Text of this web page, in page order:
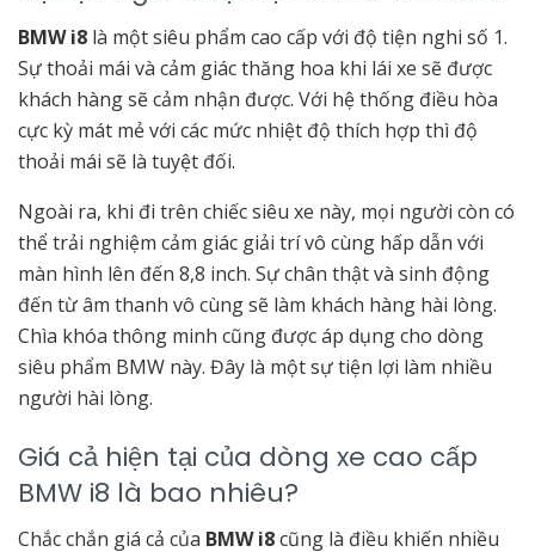
BMW i8 là một siêu phẩm cao cấp với độ tiện nghi số 1.
Sự thoải mái và cảm giác thăng hoa khi lái xe sẽ được
khách hàng sẽ cảm nhận được. Với hệ thống điều hòa
cực kỳ mát mẻ với các mức nhiệt độ thích hợp thì độ
thoải mái sẽ là tuyệt đối.
Ngoài ra, khi đi trên chiếc siêu xe này, mọi người còn có
thể trải nghiệm cảm giác giải trí vô cùng hấp dẫn với
màn hình lên đến 8,8 inch. Sự chân thật và sinh động
đến từ âm thanh vô cùng sẽ làm khách hàng hài lòng.
Chìa khóa thông minh cũng được áp dụng cho dòng
siêu phẩm BMW này. Đây là một sự tiện lợi làm nhiều
người hài lòng.
Giá cả hiện tại của dòng xe cao cấp
BMW i8 là bao nhiêu?
Chắc chắn giá cả của BMW i8cũng là điều khiến nhiều